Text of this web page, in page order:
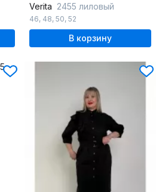
Verita 2455 лиловый
46, 48, 50, 52
В корзину